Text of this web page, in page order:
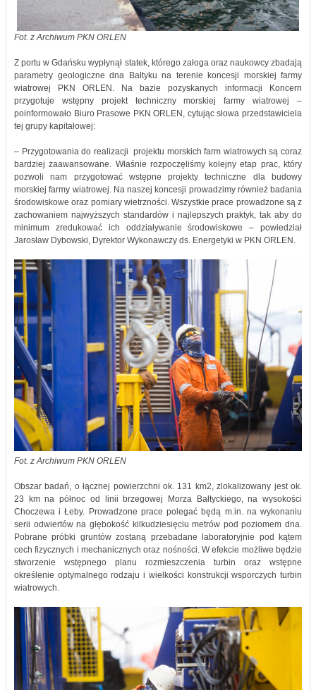
Fot. z Archiwum PKN ORLEN
Z portu w Gdańsku wypłynął statek, którego załoga oraz naukowcy zbadają
parametry geologiczne dna Bałtyku na terenie koncesji morskiej farmy
wiatrowej PKN ORLEN. Na bazie pozyskanych informacji Koncern
przygotuje wstępny projekt techniczny morskiej farmy wiatrowej –
poinformowało Biuro Prasowe PKN ORLEN, cytując słowa przedstawiciela
tej grupy kapitałowej:
– Przygotowania do realizacji projektu morskich farm wiatrowych są coraz
bardziej zaawansowane. Właśnie rozpoczęliśmy kolejny etap prac, który
pozwoli nam przygotować wstępne projekty techniczne dla budowy
morskiej farmy wiatrowej. Na naszej koncesji prowadzimy również badania
środowiskowe oraz pomiary wietrzności. Wszystkie prace prowadzone są z
zachowaniem najwyższych standardów i najlepszych praktyk, tak aby do
minimum zredukować ich oddziaływanie środowiskowe – powiedział
Jarosław Dybowski, Dyrektor Wykonawczy ds. Energetyki w PKN ORLEN.
Fot. z Archiwum PKN ORLEN
Obszar badań, o łącznej powierzchni ok. 131 km2, zlokalizowany jest ok.
23 km na północ od linii brzegowej Morza Bałtyckiego, na wysokości
Choczewa i Łeby. Prowadzone prace polegać będą m.in. na wykonaniu
serii odwiertów na głębokość kilkudziesięciu metrów pod poziomem dna.
Pobrane próbki gruntów zostaną przebadane laboratoryjnie pod kątem
cech fizycznych i mechanicznych oraz nośności. W efekcie możliwe będzie
stworzenie wstępnego planu rozmieszczenia turbin oraz wstępne
określenie optymalnego rodzaju i wielkości konstrukcji wsporczych turbin
wiatrowych.